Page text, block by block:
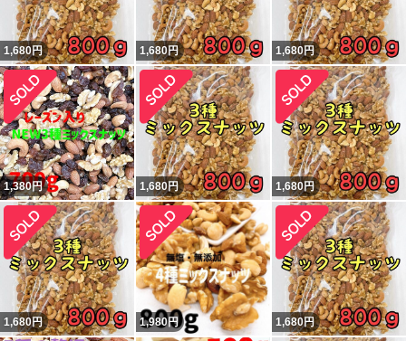
1,680円 1,680円 1,680円
1,380円 1,680円 1,680円
1,680円 1,980円 1,680円